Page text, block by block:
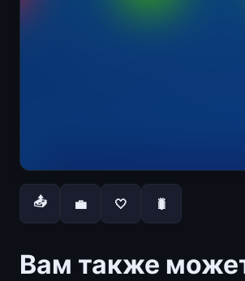
📤 💼 🤍 🐛
Вам также